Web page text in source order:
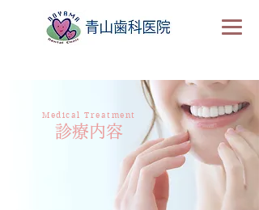
Medical Treatment
診療内容